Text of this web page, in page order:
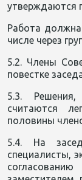
утверждаются
Работа
числе через
5.2. Члены
повестке
5.3.
считаются
половины
5.4. На
специалисты,